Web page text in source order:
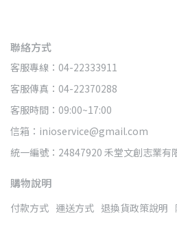
聯絡方式
客服專線：04-22333911
客服傳真：04-22370288
客服時間：09:00~17:00
信箱：inioservice@gmail.com
統一編號：24847920 禾堂文創志業有
購物說明
付款方式 運送方式 退換貨政策說明